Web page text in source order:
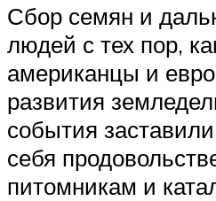
Сбор семян и
людей с тех пор,
американцы и
развития
события
себя
питомникам и